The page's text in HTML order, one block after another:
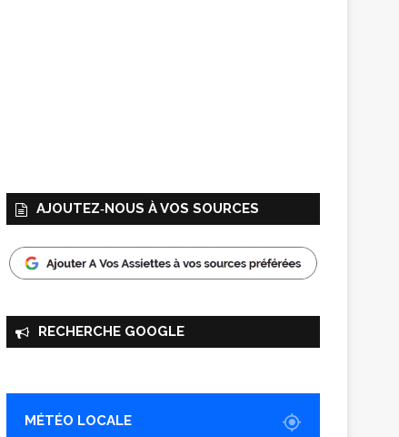
AJOUTEZ‑NOUS À VOS SOURCES
RECHERCHE GOOGLE
MÉTÉO LOCALE